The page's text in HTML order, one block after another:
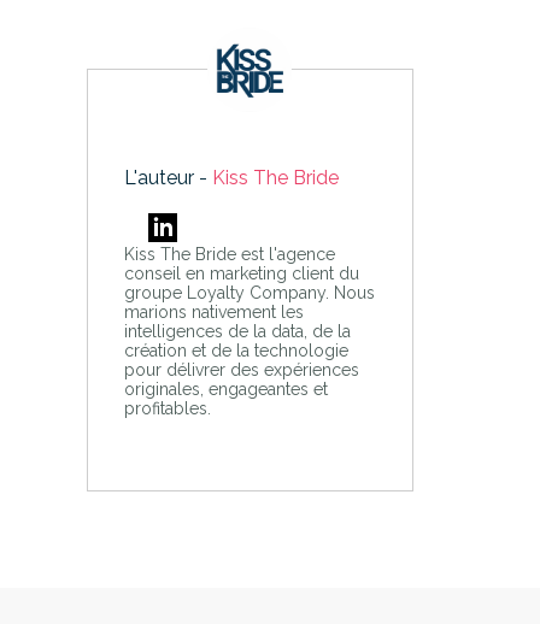
L'auteur - Kiss The Bride
Kiss The Bride est l'agence
conseil en marketing client du
groupe Loyalty Company. Nous
marions nativement les
intelligences de la data, de la
création et de la technologie
pour délivrer des expériences
originales, engageantes et
profitables.